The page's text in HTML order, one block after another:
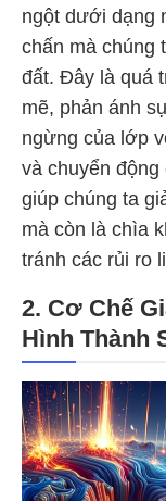
ngột dưới dạng
chấn mà chúng
đất. Đây là quá
mẽ, phản ánh
ngừng của lớp
và chuyển
giúp chúng ta
mà còn là chìa
tránh các rủi ro
2. Cơ Chế
Hình Thành